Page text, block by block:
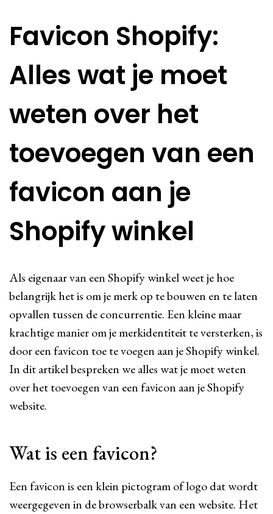
Favicon Shopify:
Alles wat je moet
weten over het
toevoegen van een
favicon aan je
Shopify winkel
Als eigenaar van een Shopify winkel weet je hoe
belangrijk het is om je merk op te bouwen en te laten
opvallen tussen de concurrentie. Een kleine maar
krachtige manier om je merkidentiteit te versterken, is
door een favicon toe te voegen aan je Shopify winkel.
In dit artikel bespreken we alles wat je moet weten
over het toevoegen van een favicon aan je Shopify
website.
Wat is een favicon?
Een favicon is een klein pictogram of logo dat wordt
weergegeven in de browserbalk van een website. Het